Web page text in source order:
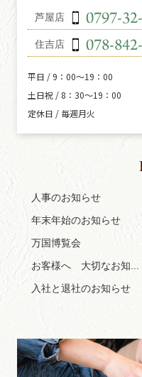
芦屋店
住吉店
平日 / 9：00～19：00
土日祝 / 8：30～19：00
定休日 / 毎週月火
人事のお知らせ
年末年始のお知らせ
万国博覧会
お客様へ 大切なお知...
入社と退社のお知らせ